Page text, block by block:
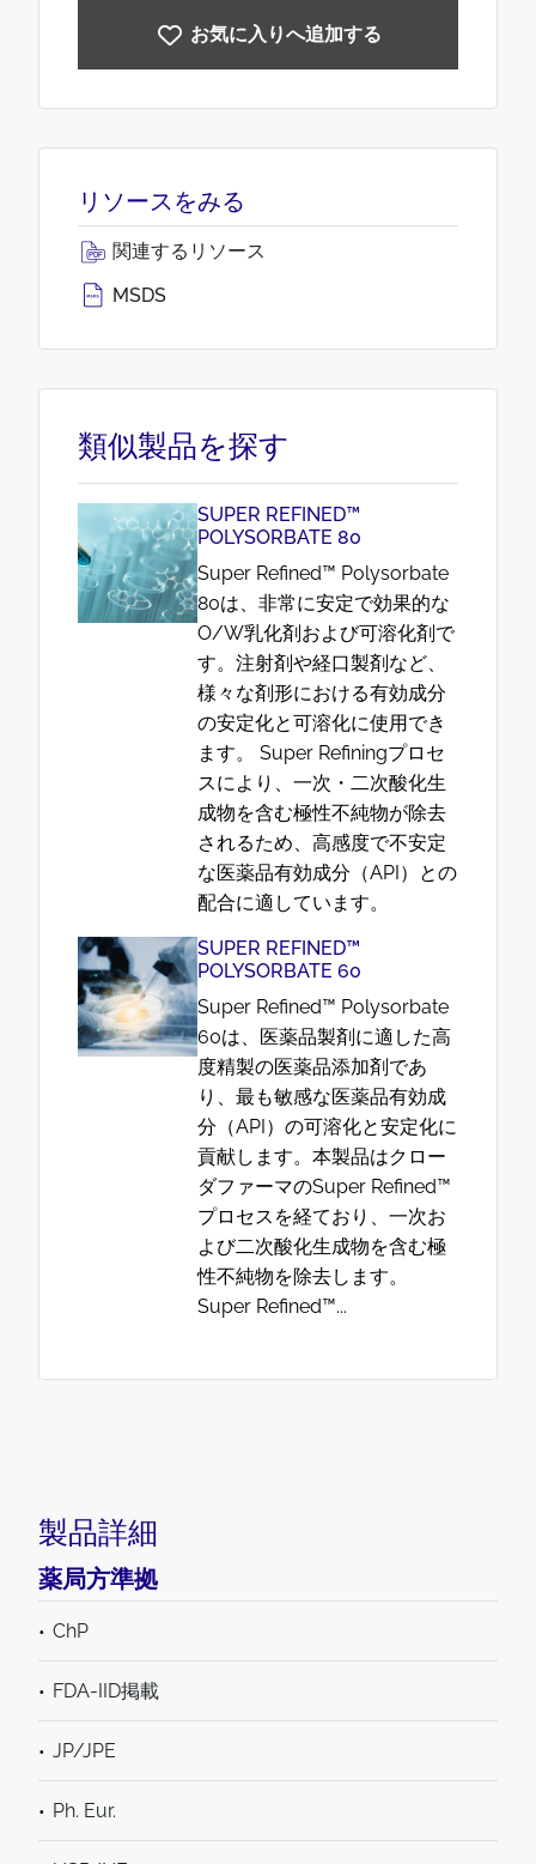
お気に入りへ追加する
リソースをみる
関連するリソース
MSDS
類似製品を探す
SUPER REFINED™
POLYSORBATE 80
Super Refined™ Polysorbate
80は、非常に安定で効果的な
O/W乳化剤および可溶化剤で
す。注射剤や経口製剤など、
様々な剤形における有効成分
の安定化と可溶化に使用でき
ます。 Super Refiningプロセ
スにより、一次・二次酸化生
成物を含む極性不純物が除去
されるため、高感度で不安定
な医薬品有効成分（API）との
配合に適しています。
SUPER REFINED™
POLYSORBATE 60
Super Refined™ Polysorbate
60は、医薬品製剤に適した高
度精製の医薬品添加剤であ
り、最も敏感な医薬品有効成
分（API）の可溶化と安定化に
貢献します。本製品はクロー
ダファーマのSuper Refined™
プロセスを経ており、一次お
よび二次酸化生成物を含む極
性不純物を除去します。
Super Refined™...
製品詳細
薬局方準拠
ChP
FDA-IID掲載
JP/JPE
Ph. Eur.